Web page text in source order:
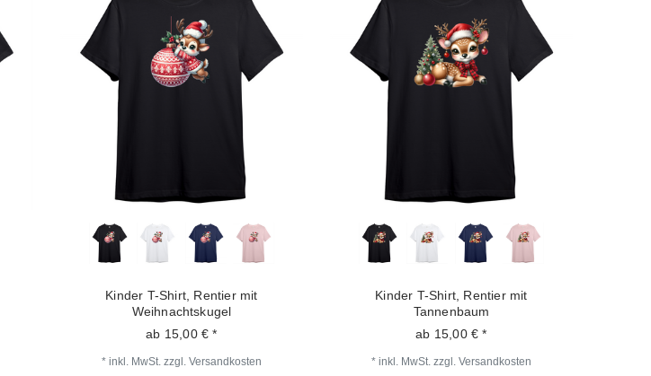
Kinder T-Shirt, Rentier mit
Weihnachtskugel
ab 15,00 € *
* inkl. MwSt. zzgl. Versandkosten
Kinder T-Shirt, Rentier mit
Tannenbaum
ab 15,00 € *
* inkl. MwSt. zzgl. Versandkosten